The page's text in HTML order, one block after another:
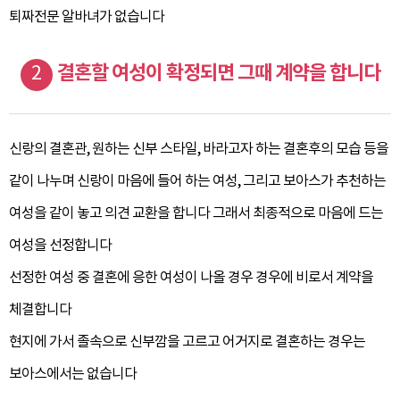
퇴짜전문 알바녀가 없습니다
2 결혼할 여성이 확정되면 그때 계약을 합니다
신랑의 결혼관, 원하는 신부 스타일, 바라고자 하는 결혼후의 모습 등을
같이 나누며 신랑이 마음에 들어 하는 여성,그리고 보아스가 추천하는
여성을 같이 놓고 의견 교환을 합니다 그래서 최종적으로 마음에 드는
여성을 선정합니다
선정한 여성 중 결혼에 응한 여성이 나올 경우 경우에 비로서 계약을
체결합니다
현지에 가서 졸속으로 신부깜을 고르고 어거지로 결혼하는 경우는
보아스에서는 없습니다